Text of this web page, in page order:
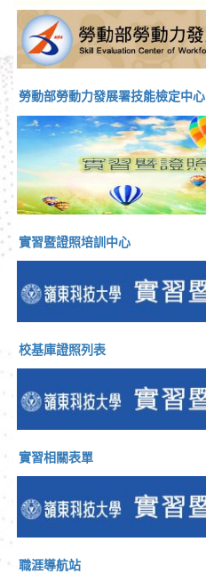
勞動部勞動力發展署技能檢定中心
實習暨證照培訓中心
校基庫證照列表
實習相關表單
職涯導航站